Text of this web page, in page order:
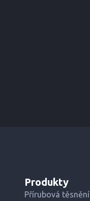
Produkty
Přírubová těsnění